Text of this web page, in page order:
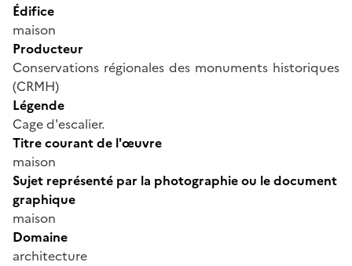
Édifice
maison
Producteur
Conservations régionales des monuments historiques
(CRMH)
Légende
Cage d'escalier.
Titre courant de l'œuvre
maison
Sujet représenté par la photographie ou le document
graphique
maison
Domaine
architecture